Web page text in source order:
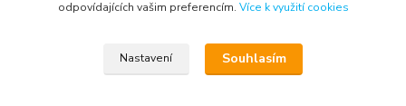
Upravit sběr cookies.
odpovídajících vašim preferencím. Více k využití cookies
Nastavení Souhlasím